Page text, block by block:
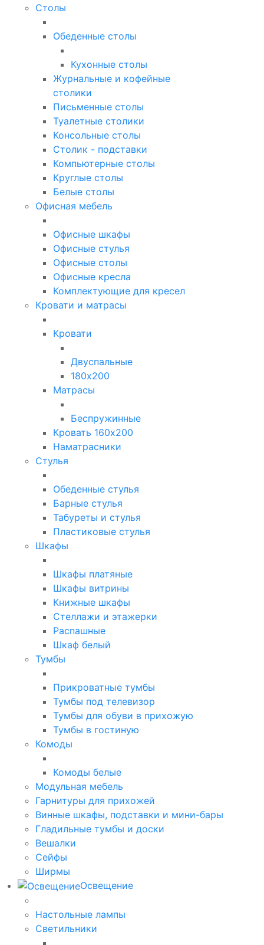
Столы
Обеденные столы
Кухонные столы
Журнальные и кофейные
столики
Письменные столы
Туалетные столики
Консольные столы
Столик - подставки
Компьютерные столы
Круглые столы
Белые столы
Офисная мебель
Офисные шкафы
Офисные стулья
Офисные столы
Офисные кресла
Комплектующие для кресел
Кровати и матрасы
Кровати
Двуспальные
180х200
Матрасы
Беспружинные
Кровать 160х200
Наматрасники
Стулья
Обеденные стулья
Барные стулья
Табуреты и стулья
Пластиковые стулья
Шкафы
Шкафы платяные
Шкафы витрины
Книжные шкафы
Стеллажи и этажерки
Распашные
Шкаф белый
Тумбы
Прикроватные тумбы
Тумбы под телевизор
Тумбы для обуви в прихожую
Тумбы в гостиную
Комоды
Комоды белые
Модульная мебель
Гарнитуры для прихожей
Винные шкафы, подставки и мини-бары
Гладильные тумбы и доски
Вешалки
Сейфы
Ширмы
Освещение
Настольные лампы
Светильники